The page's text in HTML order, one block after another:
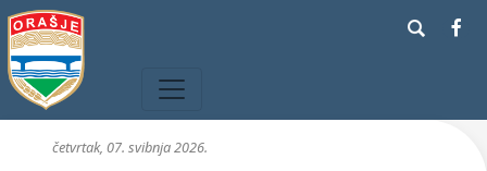
četvrtak, 07. svibnja 2026.